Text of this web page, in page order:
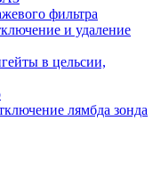
фильтра
и удаление
в цельсии,
лямбда зонда